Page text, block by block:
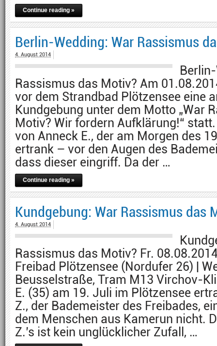
Continue reading »
Berlin-Wedding: War Rassismus
4. August 2014
Rassismus das Motiv? Am
vor dem Strandbad Plötzensee eine
Kundgebung unter dem Motto „War
Motiv? Wir fordern Aufklärung!“
von Anneck E., der am Morgen des
ertrank – vor den Augen des
dass dieser eingriff. Da der …
Continue reading »
Kundgebung: War Rassismus das
4. August 2014
Rassismus das Motiv? Fr.
Freibad Plötzensee (Nordufer 26) |
Beusselstraße, Tram M13 Virchov-
E. (35) am 19. Juli im Plötzensee
Z., der Bademeister des Freibades,
dem Menschen aus Kamerun nicht.
Z.’s ist kein unglücklicher Zufall, …